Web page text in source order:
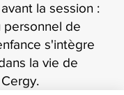
la session :
personnel de
s'intègre
la vie de